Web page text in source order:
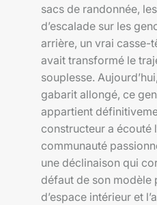
sacs de randonnée,
d’escalade sur les
arrière, un vrai casse-
avait transformé le
souplesse.
gabarit allongé, ce
appartient
constructeur a écouté
communauté
une déclinaison qui
défaut de son modèle
d’espace intérieur et